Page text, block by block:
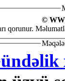
©
qorunur.